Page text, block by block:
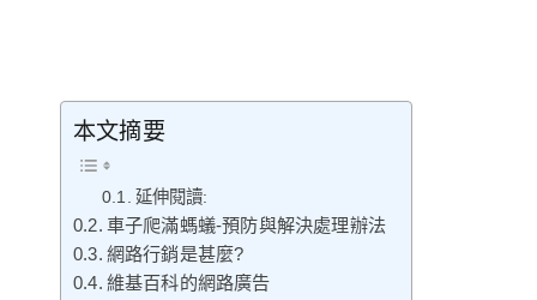
本文摘要
延伸閱讀:
車子爬滿螞蟻-預防與解決處理辦法
網路行銷是甚麼?
維基百科的網路廣告